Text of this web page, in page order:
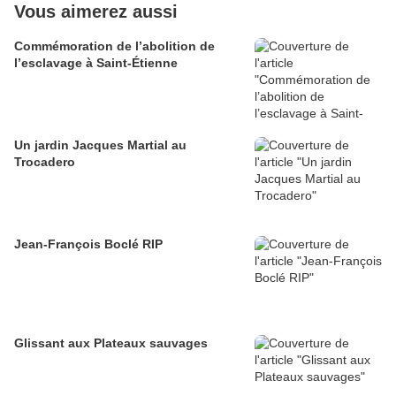
Vous aimerez aussi
Commémoration de l’abolition de
l’esclavage à Saint-Étienne
Un jardin Jacques Martial au
Trocadero
Jean-François Boclé RIP
Glissant aux Plateaux sauvages